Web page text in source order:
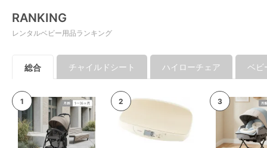
RANKING
レンタルベビー用品ランキング
総合 チャイルドシート ハイローチェア ベビ